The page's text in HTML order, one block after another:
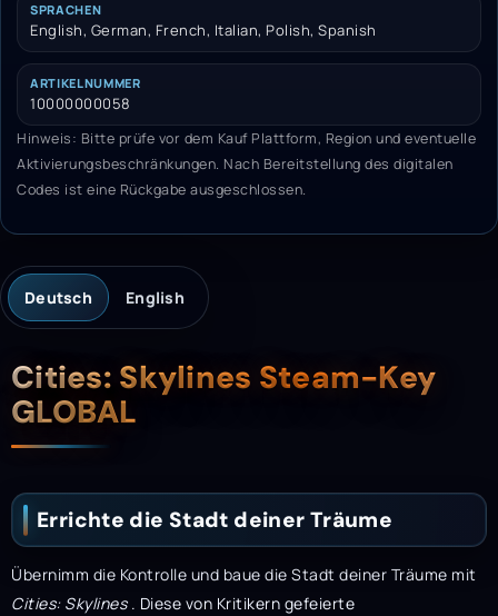
SPRACHEN
English, German, French, Italian, Polish, Spanish
ARTIKELNUMMER
10000000058
Hinweis: Bitte prüfe vor dem Kauf Plattform, Region und eventuelle
Aktivierungsbeschränkungen. Nach Bereitstellung des digitalen
Codes ist eine Rückgabe ausgeschlossen.
Deutsch English
Beschreibung
Cities: Skylines Steam-Key
GLOBAL
Errichte die Stadt deiner Träume
Übernimm die Kontrolle und baue die Stadt deiner Träume mit
Cities: Skylines. Diese von Kritikern gefeierte